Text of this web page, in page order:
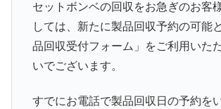
セットボンベの回収をお急ぎのお客
しては、新たに製品回収予約の可能
品回収受付フォーム」をご利用いた
いでございます。
すでにお電話で製品回収日の予約を